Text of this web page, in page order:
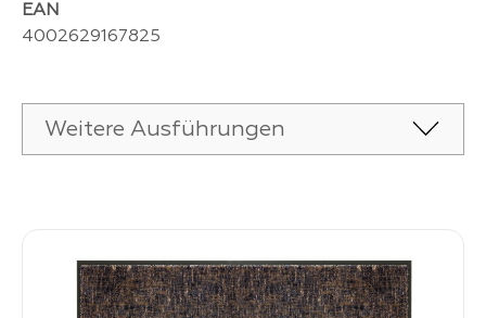
EAN
4002629167825
Weitere Ausführungen